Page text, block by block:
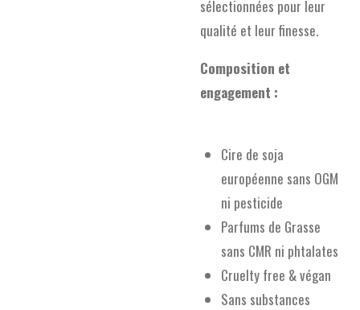
sélectionnées pour leur
qualité et leur finesse.
Composition et
engagement :
Cire de soja
européenne sans OGM
ni pesticide
Parfums de Grasse
sans CMR ni phtalates
Cruelty free & végan
Sans substances